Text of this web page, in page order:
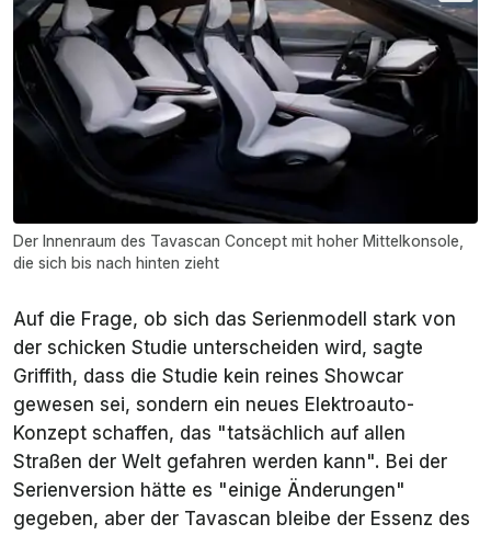
Der Innenraum des Tavascan Concept mit hoher Mittelkonsole,
die sich bis nach hinten zieht
Auf die Frage, ob sich das Serienmodell stark von
der schicken Studie unterscheiden wird, sagte
Griffith, dass die Studie kein reines Showcar
gewesen sei, sondern ein neues Elektroauto-
Konzept schaffen, das "tatsächlich auf allen
Straßen der Welt gefahren werden kann". Bei der
Serienversion hätte es "einige Änderungen"
gegeben, aber der Tavascan bleibe der Essenz des